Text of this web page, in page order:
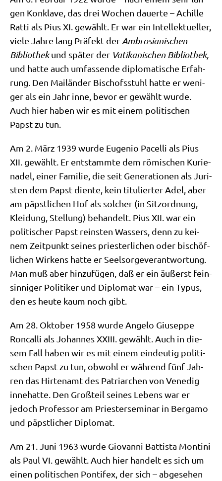
gen Kon­kla­ve, das drei Wochen dau­er­te – Achil­le
Rat­ti als Pius XI. gewählt. Er war ein Intel­lek­tu­el­ler,
vie­le Jah­re lang Prä­fekt der Ambro­sia­ni­schen
Biblio­thekund spä­ter der Vati­ka­ni­schen Biblio­thek,
und hat­te auch umfas­sen­de diplo­ma­ti­sche Erfah­
rung. Den Mai­län­der Bischofs­stuhl hat­te er weni­
ger als ein Jahr inne, bevor er gewählt wur­de.
Auch hier haben wir es mit einem poli­ti­schen
Papst zu tun.
Am 2. März 1939 wur­de Euge­nio Pacel­li als Pius
XII. gewählt. Er ent­stamm­te dem römi­schen Kuri­e­
na­del, einer Fami­lie, die seit Gene­ra­tio­nen als Juri­
sten dem Papst dien­te, kein titu­lier­ter Adel, aber
am päpst­li­chen Hof als sol­cher (in Sitz­ord­nung,
Klei­dung, Stel­lung) behan­delt. Pius XII. war ein
poli­ti­scher Papst rein­sten Was­sers, denn zu kei­
nem Zeit­punkt sei­nes prie­ster­li­chen oder bischöf­
li­chen Wir­kens hat­te er Seel­sor­ge­ver­ant­wor­tung.
Man muß aber hin­zu­fü­gen, daß er ein äußerst fein­
sin­ni­ger Poli­ti­ker und Diplo­mat war – ein Typus,
den es heu­te kaum noch gibt.
Am 28. Okto­ber 1958 wur­de Ange­lo Giu­sep­pe
Ron­cal­li als Johan­nes XXIII. gewählt. Auch in die­
sem Fall haben wir es mit einem ein­deu­tig poli­ti­
schen Papst zu tun, obwohl er wäh­rend fünf Jah­
ren das Hir­ten­amt des Patri­ar­chen von Vene­dig
inne­hat­te. Den Groß­teil sei­nes Lebens war er
jedoch Pro­fes­sor am Prie­ster­se­mi­nar in Ber­ga­mo
und päpst­li­cher Diplomat.
Am 21. Juni 1963 wur­de Gio­van­ni Bat­ti­sta Mon­ti­ni
als Paul VI. gewählt. Auch hier han­delt es sich um
einen poli­ti­schen Pon­ti­fex, der sich – abge­se­hen